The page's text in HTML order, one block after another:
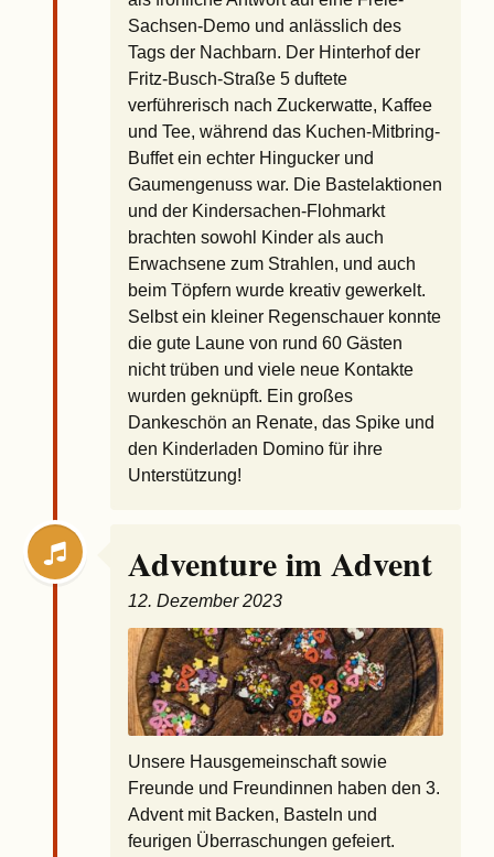
Sachsen-Demo und anlässlich des
Tags der Nachbarn. Der Hinterhof der
Fritz-Busch-Straße 5 duftete
verführerisch nach Zuckerwatte, Kaffee
und Tee, während das Kuchen-Mitbring-
Buffet ein echter Hingucker und
Gaumengenuss war. Die Bastelaktionen
und der Kindersachen-Flohmarkt
brachten sowohl Kinder als auch
Erwachsene zum Strahlen, und auch
beim Töpfern wurde kreativ gewerkelt.
Selbst ein kleiner Regenschauer konnte
die gute Laune von rund 60 Gästen
nicht trüben und viele neue Kontakte
wurden geknüpft. Ein großes
Dankeschön an Renate, das Spike und
den Kinderladen Domino für ihre
Unterstützung!
Adventure im Advent
12. Dezember 2023
Unsere Hausgemeinschaft sowie
Freunde und Freundinnen haben den 3.
Advent mit Backen, Basteln und
feurigen Überraschungen gefeiert.